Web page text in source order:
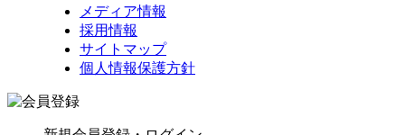
メディア情報
採用情報
サイトマップ
個人情報保護方針